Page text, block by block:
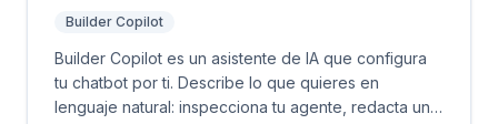
Builder Copilot
Builder Copilot es un asistente de IA que configura
tu chatbot por ti. Describe lo que quieres en
lenguaje natural: inspecciona tu agente, redacta un